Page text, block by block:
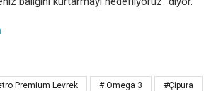
Premium Levrek # Omega 3 #Çipura